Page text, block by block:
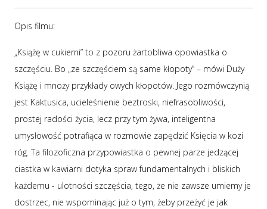
Opis filmu:
„Książę w cukierni” to z pozoru żartobliwa opowiastka o
szczęściu. Bo „ze szczęściem są same kłopoty” – mówi Duży
Książę i mnoży przykłady owych kłopotów. Jego rozmówczynią
jest Kaktusica, ucieleśnienie beztroski, niefrasobliwości,
prostej radości życia, lecz przy tym żywa, inteligentna
umysłowość potrafiąca w rozmowie zapędzić Księcia w kozi
róg. Ta filozoficzna przypowiastka o pewnej parze jedzącej
ciastka w kawiarni dotyka spraw fundamentalnych i bliskich
każdemu - ulotności szczęścia, tego, że nie zawsze umiemy je
dostrzec, nie wspominając już o tym, żeby przeżyć je jak